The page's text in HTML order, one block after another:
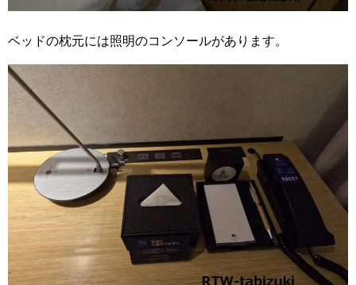
ベッドの枕元には照明のコンソールがあります。